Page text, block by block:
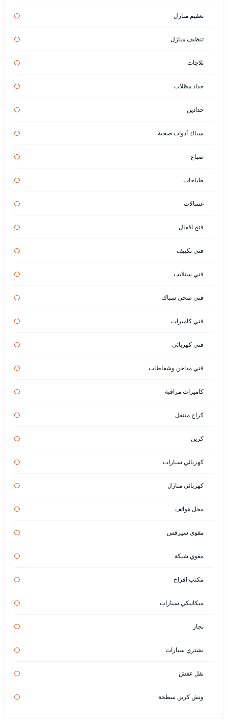
تعقيم منازل
تنظيف منازل
ثلاجات
حداد مظلات
حدادين
سباك أدوات صحية
صباغ
طباخات
غسالات
فتح اقفال
فني تكييف
فني ستلايت
فني صحي سباك
فني كاميرات
فني كهربائي
فني مداخن وشفاطات
كاميرات مراقبة
كراج متنقل
كرين
كهربائي سيارات
كهربائي منازل
محل هواتف
مقوي سيرفس
مقوي شبكة
مكتب افراح
ميكانيكي سيارات
نجار
نشتري سيارات
نقل عفش
ونش كرين سطحة